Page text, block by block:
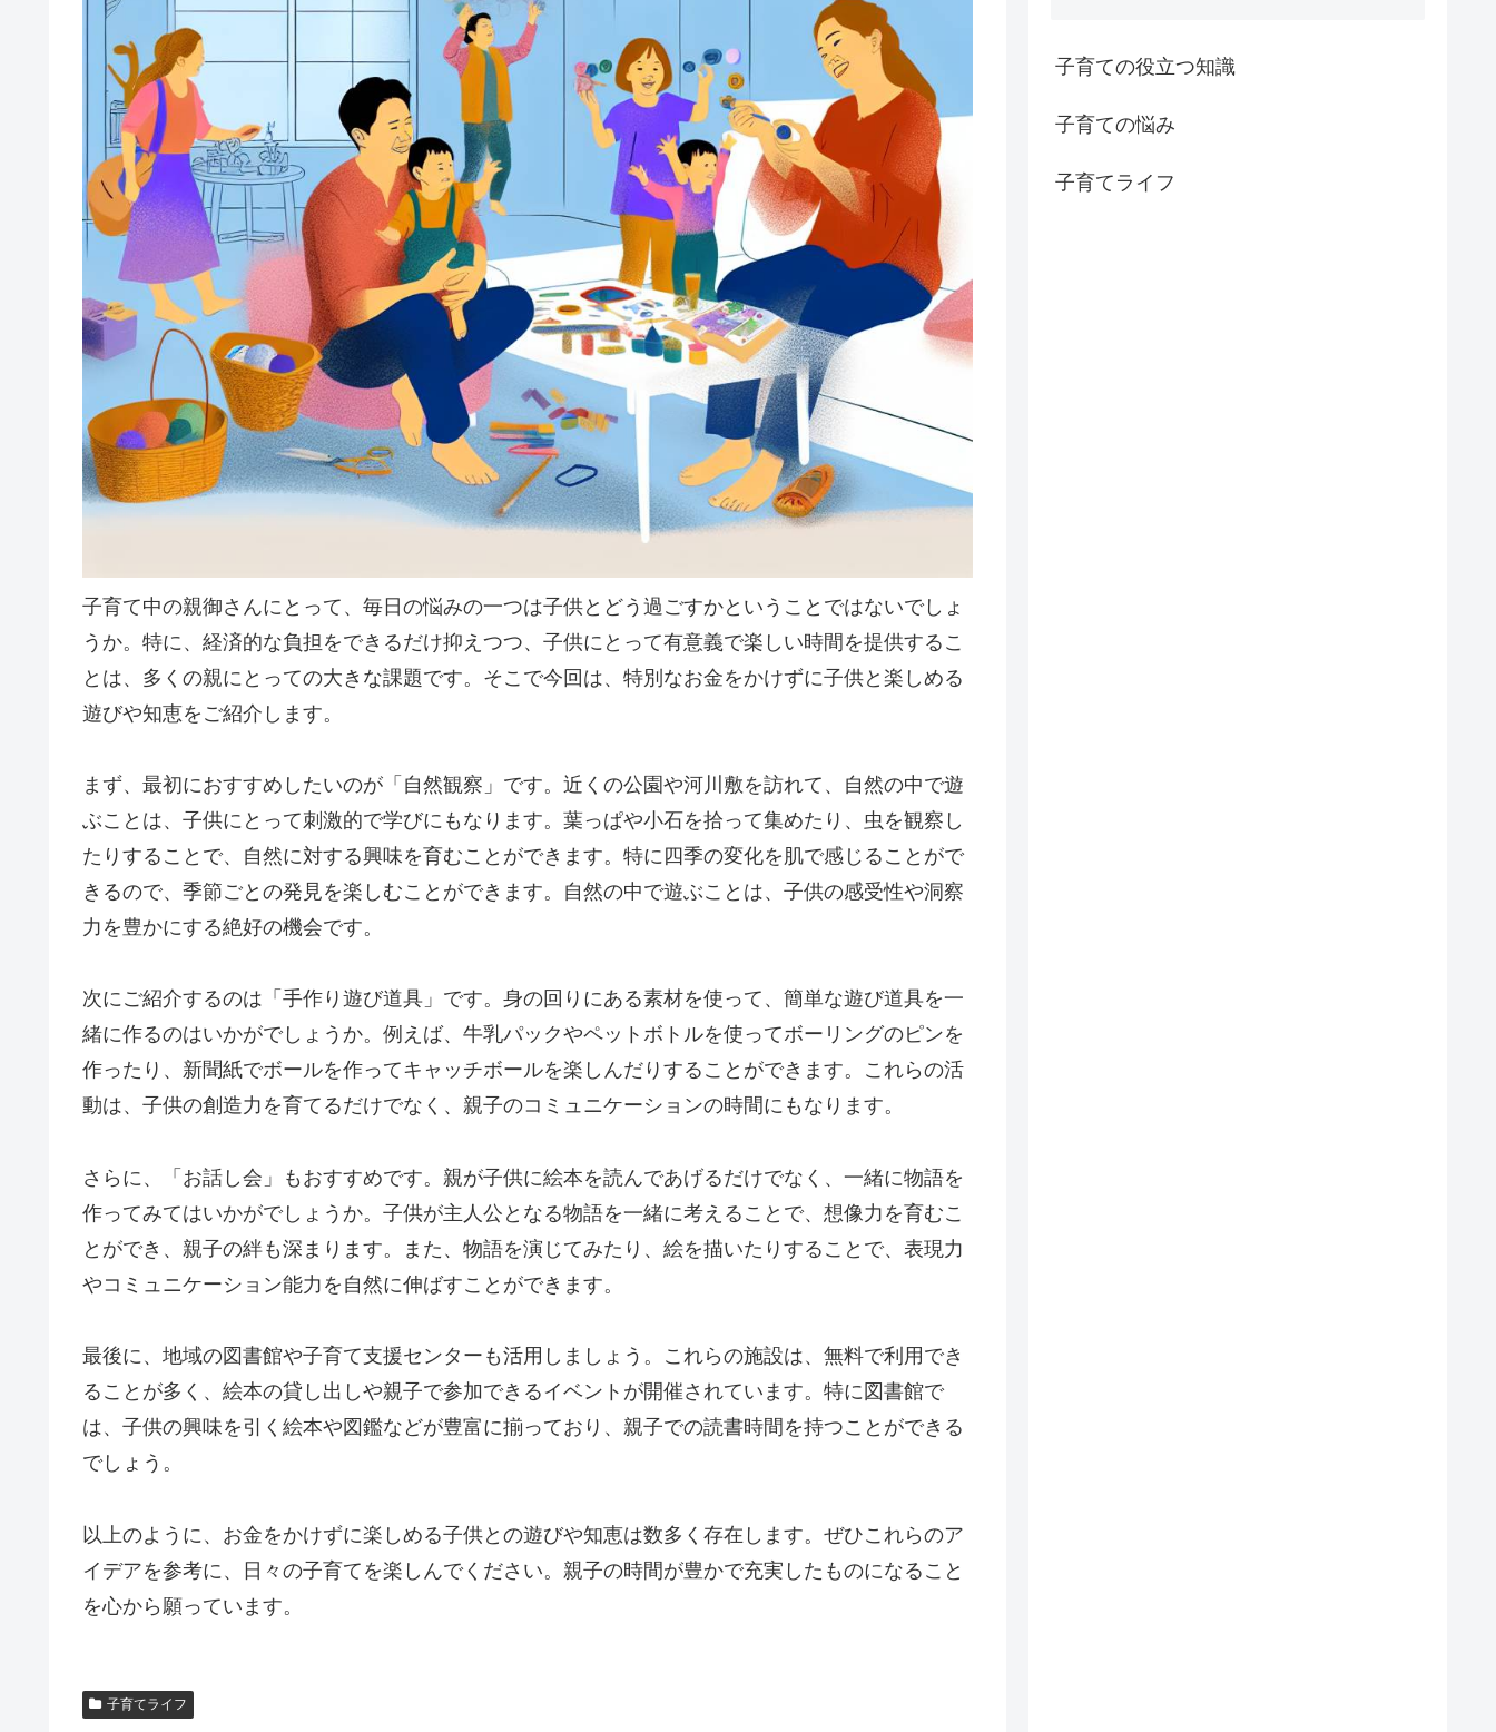
子育て中の親御さんにとって、毎日の悩みの一つは子供とどう過ごすかということではないでしょ
うか。特に、経済的な負担をできるだけ抑えつつ、子供にとって有意義で楽しい時間を提供するこ
とは、多くの親にとっての大きな課題です。そこで今回は、特別なお金をかけずに子供と楽しめる
遊びや知恵をご紹介します。
まず、最初におすすめしたいのが「自然観察」です。近くの公園や河川敷を訪れて、自然の中で遊
ぶことは、子供にとって刺激的で学びにもなります。葉っぱや小石を拾って集めたり、虫を観察し
たりすることで、自然に対する興味を育むことができます。特に四季の変化を肌で感じることがで
きるので、季節ごとの発見を楽しむことができます。自然の中で遊ぶことは、子供の感受性や洞察
力を豊かにする絶好の機会です。
次にご紹介するのは「手作り遊び道具」です。身の回りにある素材を使って、簡単な遊び道具を一
緒に作るのはいかがでしょうか。例えば、牛乳パックやペットボトルを使ってボーリングのピンを
作ったり、新聞紙でボールを作ってキャッチボールを楽しんだりすることができます。これらの活
動は、子供の創造力を育てるだけでなく、親子のコミュニケーションの時間にもなります。
さらに、「お話し会」もおすすめです。親が子供に絵本を読んであげるだけでなく、一緒に物語を
作ってみてはいかがでしょうか。子供が主人公となる物語を一緒に考えることで、想像力を育むこ
とができ、親子の絆も深まります。また、物語を演じてみたり、絵を描いたりすることで、表現力
やコミュニケーション能力を自然に伸ばすことができます。
最後に、地域の図書館や子育て支援センターも活用しましょう。これらの施設は、無料で利用でき
ることが多く、絵本の貸し出しや親子で参加できるイベントが開催されています。特に図書館で
は、子供の興味を引く絵本や図鑑などが豊富に揃っており、親子での読書時間を持つことができる
でしょう。
以上のように、お金をかけずに楽しめる子供との遊びや知恵は数多く存在します。ぜひこれらのア
イデアを参考に、日々の子育てを楽しんでください。親子の時間が豊かで充実したものになること
を心から願っています。
子育てライフ
子育ての役立つ知識
子育ての悩み
子育てライフ